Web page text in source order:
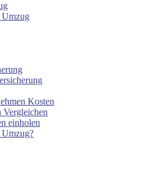
Umzug
Kosten
Vergleichen
einholen
Umzug?